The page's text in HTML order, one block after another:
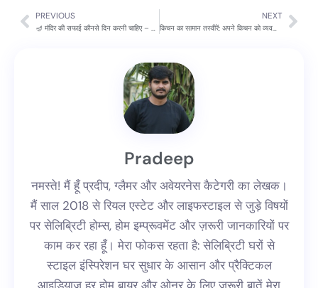
Prev
PREVIOUS
🪔 मंदिर की सफाई कौनसे दिन करनी चाहिए – सही दिन, तरीका और धार्मिक महत्व (Step-by-Step गाइड)
NEXT
किचन का सामान तस्वीरें: अपने किचन को व्यवस्थित और स्टाइलिश बनाएं
Pradeep
नमस्ते! मैं हूँ प्रदीप, ग्लैमर और अवेयरनेस कैटेगरी का लेखक।
मैं साल 2018 से रियल एस्टेट और लाइफस्टाइल से जुड़े विषयों
पर सेलिब्रिटी होम्स, होम इम्प्रूवमेंट और ज़रूरी जानकारियों पर
काम कर रहा हूँ। मेरा फोकस रहता है: सेलिब्रिटी घरों से
स्टाइल इंस्पिरेशन घर सुधार के आसान और प्रैक्टिकल